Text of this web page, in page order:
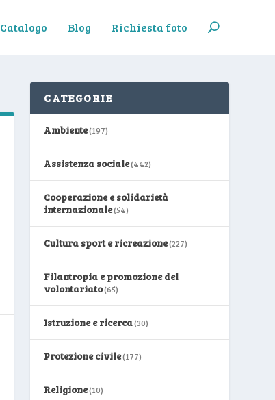
Catalogo Blog Richiesta foto
CATEGORIE
Ambiente(197)
Assistenza sociale(442)
Cooperazione e solidarietà
internazionale(54)
Cultura sport e ricreazione(227)
Filantropia e promozione del
volontariato(65)
Istruzione e ricerca(30)
Protezione civile(177)
Religione(10)